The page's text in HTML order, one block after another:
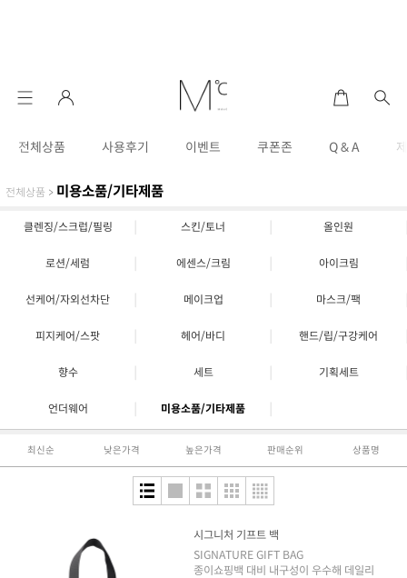
전체상품 사용후기 이벤트 쿠폰존 Q & A
전체상품 > 미용소품/기타제품
클렌징/스크럽/필링 스킨/토너 올인원
로션/세럼 에센스/크림 아이크림
선케어/자외선차단 메이크업 마스크/팩
피지케어/스팟 헤어/바디 핸드/립/구강케어
향수 세트 기획세트
언더웨어 미용소품/기타제품
최신순 낮은가격 높은가격 판매순위 상품명
시그니처 기프트 백
SIGNATURE GIFT BAG
종이쇼핑백 대비 내구성이 우수해 데일리